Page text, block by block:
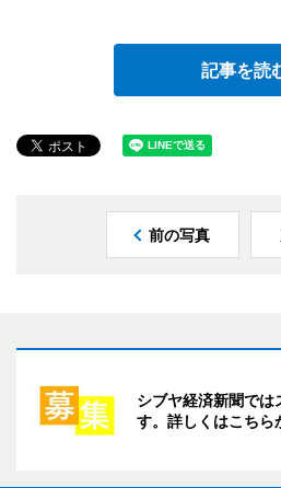
記事を読
前の写真
シブヤ経済新聞では
す。詳しくはこちら